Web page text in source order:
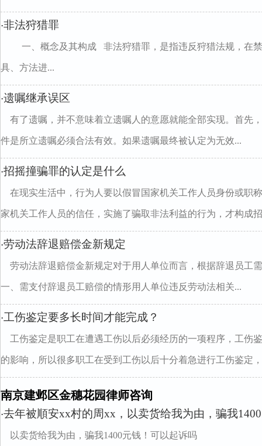
·非法狩猎罪
一、概念及其构成 非法狩猎罪，是指违反狩猎法规，在
具、方法进...
·遗嘱继承误区
有了遗嘱，并不意味着立遗嘱人的意愿就能全部实现。首先
件是所立遗嘱必须合法有效。如果遗嘱最终被认定为无效...
·招摇撞骗罪的认定是什么
在现实生活中，行为人要以假冒国家机关工作人员身份或职
家机关工作人员的信任，实施了骗取非法利益的行为，才构成
·劳动法辞退赔偿金新规定
劳动法辞退赔偿金新规定对于用人单位而言，根据辞退员工
一、需支付辞退员工赔偿的情形用人单位违反劳动法相关...
·工伤鉴定要多长时间才能完成？
工伤鉴定是职工在遭遇工伤以后必须经历的一项程序，工伤
的影响，所以很多职工在受到工伤以后十分着急进行工伤鉴定
南京建邺区金穗花园律师咨询
·去年被順安xx村的周xx，以卖货给我为由，骗我
以卖货给我为由，骗我1400元钱！可以起诉吗